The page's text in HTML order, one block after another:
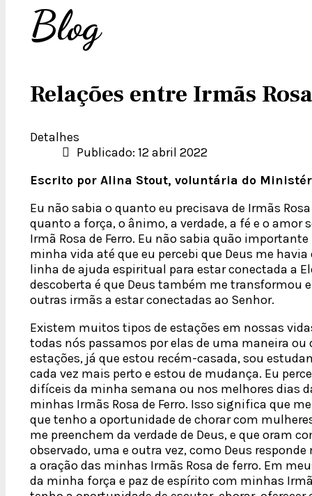
Blog
Relações entre Irmãs
Detalhes
Publicado: 12 abril 2022
Escrito por Alina Stout, voluntária do
Eu não sabia o quanto eu precisava de Irmãs
quanto a força, o ânimo, a verdade, a fé e o
Irmã Rosa de Ferro. Eu não sabia quão
minha vida até que eu percebi que Deus me
linha de ajuda espiritual para estar conectada a
descoberta é que Deus também me transformou
outras irmãs a estar conectadas ao Senhor.
Existem muitos tipos de estações em nossas
todas nós passamos por elas de uma maneira
estações, já que estou recém-casada, sou
cada vez mais perto e estou de mudança. Eu
difíceis da minha semana ou nos melhores dias
minhas Irmãs Rosa de Ferro. Isso significa que
que tenho a oportunidade de chorar com
me preenchem da verdade de Deus, e que oram
observado, uma e outra vez, como Deus
a oração das minhas Irmãs Rosa de ferro. Em
da minha força e paz de espírito com minhas